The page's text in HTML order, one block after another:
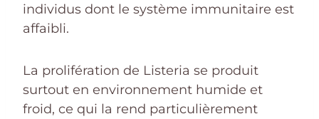
individus dont le système immunitaire est
affaibli.
La prolifération de Listeria se produit
surtout en environnement humide et
froid, ce qui la rend particulièrement